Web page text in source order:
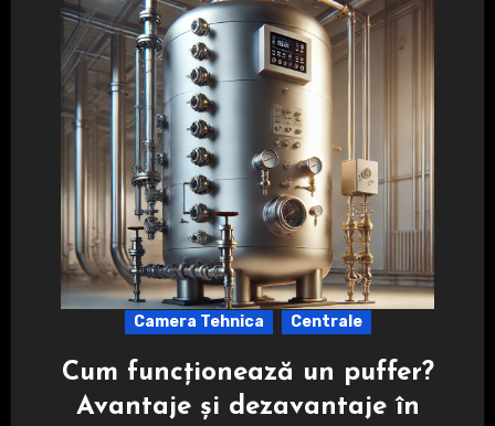
Camera Tehnica Centrale
Cum funcționează un puffer?
Avantaje și dezavantaje în